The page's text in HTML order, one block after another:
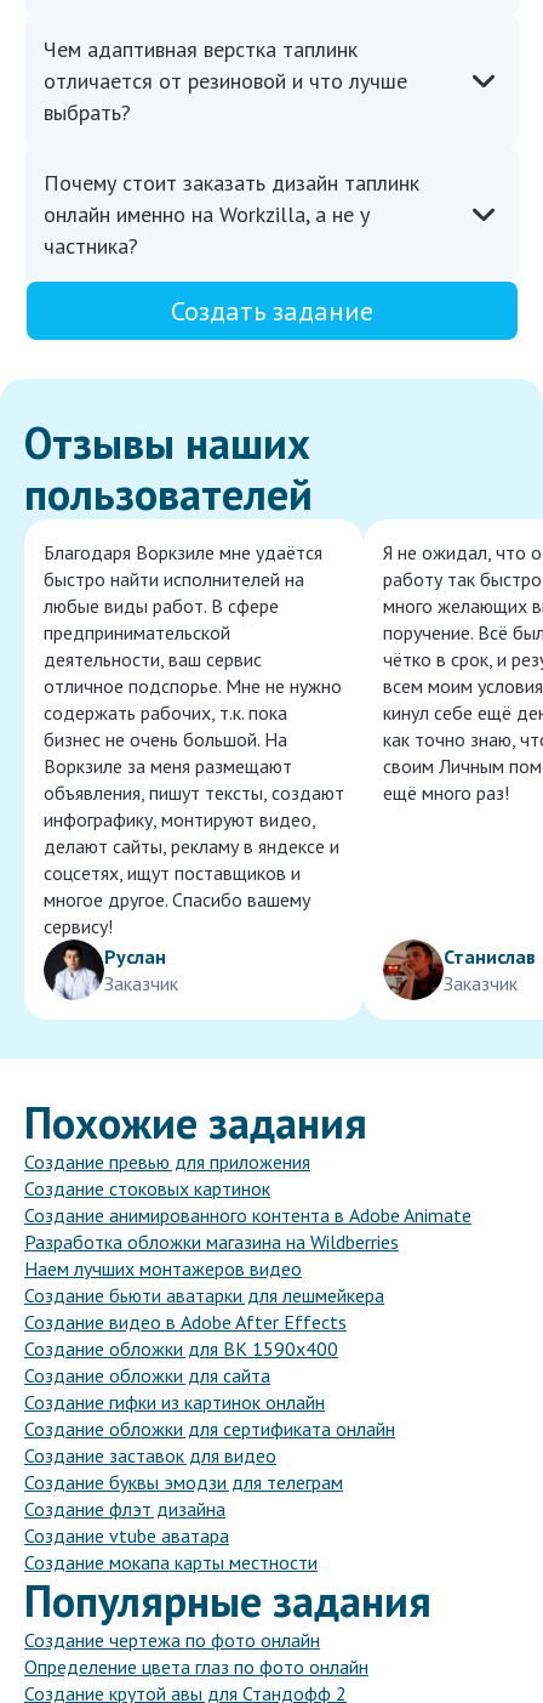
Чем адаптивная верстка таплинк
отличается от резиновой и что лучше
выбрать?
Почему стоит заказать дизайн таплинк
онлайн именно на Workzilla, а не у
частника?
Создать задание
Отзывы наших
пользователей
Благодаря Воркзиле мне удаётся
быстро найти исполнителей на
любые виды работ. В сфере
предпринимательской
деятельности, ваш сервис
отличное подспорье. Мне не нужно
содержать рабочих, т.к. пока
бизнес не очень большой. На
Воркзиле за меня размещают
объявления, пишут тексты, создают
инфографику, монтируют видео,
делают сайты, рекламу в яндексе и
соцсетях, ищут поставщиков и
многое другое. Спасибо вашему
сервису!
Руслан
Заказчик
Я не ожидал, что
работу так
много желающих
поручение. Всё
чётко в срок, и
всем моим
кинул себе ещё
как точно знаю,
своим Личным
ещё много раз!
Станислав
Заказчик
Похожие задания
Создание превью для приложения
Создание стоковых картинок
Создание анимированного контента в Adobe Animate
Разработка обложки магазина на Wildberries
Наем лучших монтажеров видео
Создание бьюти аватарки для лешмейкера
Создание видео в Adobe After Effects
Создание обложки для ВК 1590х400
Создание обложки для сайта
Создание гифки из картинок онлайн
Создание обложки для сертификата онлайн
Создание заставок для видео
Создание буквы эмодзи для телеграм
Создание флэт дизайна
Создание vtube аватара
Создание мокапа карты местности
Популярные задания
Создание чертежа по фото онлайн
Определение цвета глаз по фото онлайн
Создание крутой авы для Стандофф 2